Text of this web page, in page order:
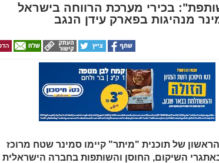
בכירי מערכת הרווחה בישראל
מנהיגות בפארק עידן הנגב
של תוכנית "מיתר" קיימו סמינר שטח מרוכז
השיקום, החוסן והשותפות בחברה הישראלית